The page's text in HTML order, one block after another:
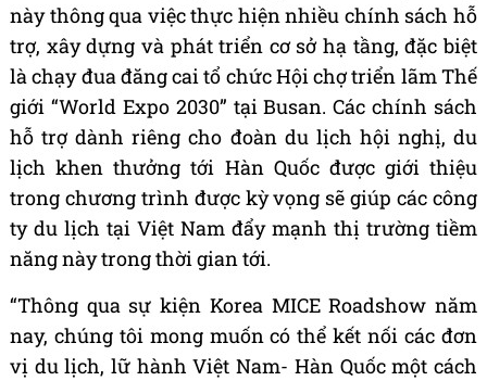
này thông qua việc thực hiện nhiều chính sách hỗ
trợ, xây dựng và phát triển cơ sở hạ tầng, đặc biệt
là chạy đua đăng cai tổ chức Hội chợ triển lãm Thế
giới “World Expo 2030” tại Busan. Các chính sách
hỗ trợ dành riêng cho đoàn du lịch hội nghị, du
lịch khen thưởng tới Hàn Quốc được giới thiệu
trong chương trình được kỳ vọng sẽ giúp các công
ty du lịch tại Việt Nam đẩy mạnh thị trường tiềm
năng này trong thời gian tới.
“Thông qua sự kiện Korea MICE Roadshow năm
nay, chúng tôi mong muốn có thể kết nối các đơn
vị du lịch, lữ hành Việt Nam- Hàn Quốc một cách